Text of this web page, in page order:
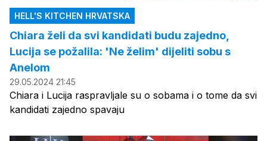
HELL'S KITCHEN HRVATSKA
Chiara želi da svi kandidati budu zajedno,
Lucija se požalila: 'Ne želim' dijeliti sobu s
Anelom
29.05.2024 21:45
Chiara i Lucija raspravljale su o sobama i o tome da svi
kandidati zajedno spavaju